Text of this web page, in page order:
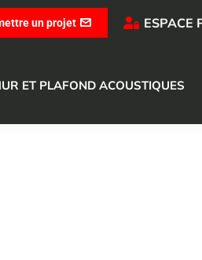
un projet ESPACE
ET PLAFOND ACOUSTIQUES